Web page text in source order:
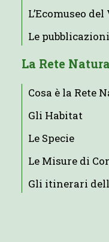
L’Ecomuseo
Le pubblicazioni
La Rete
Cosa è la Rete
Gli Habitat
Le Specie
Le Misure di
Gli itinerari